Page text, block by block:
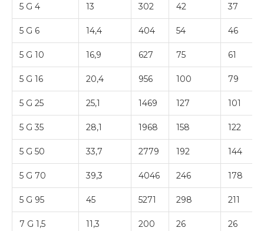
5 G 4 13 302 42 37
5 G 6 14,4 404 54 46
5 G 10 16,9 627 75 61
5 G 16 20,4 956 100 79
5 G 25 25,1 1469 127 101
5 G 35 28,1 1968 158 122
5 G 50 33,7 2779 192 144
5 G 70 39,3 4046 246 178
5 G 95 45 5271 298 211
7 G 1,5 11,3 200 26 26